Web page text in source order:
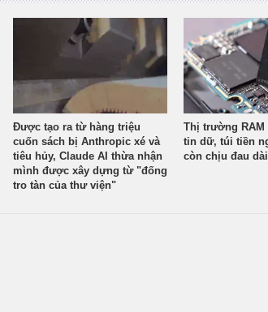
Được tạo ra từ hàng triệu
cuốn sách bị Anthropic xé và
tiêu hủy, Claude AI thừa nhận
mình được xây dựng từ "đống
tro tàn của thư viện"
Thị trường RAM
tin dữ, túi tiền
còn chịu đau